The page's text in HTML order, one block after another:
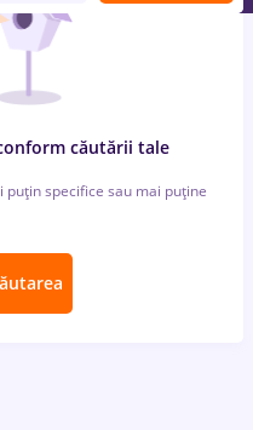
căutării tale
specifice sau mai puține